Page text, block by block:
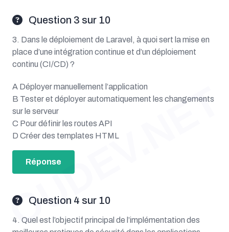
Question 3 sur 10
3. Dans le déploiement de Laravel, à quoi sert la mise en
place d’une intégration continue et d’un déploiement
continu (CI/CD) ?
A Déployer manuellement l’application
B Tester et déployer automatiquement les changements
sur le serveur
C Pour définir les routes API
D Créer des templates HTML
Réponse
Question 4 sur 10
4. Quel est l’objectif principal de l’implémentation des
OUDEV.NET